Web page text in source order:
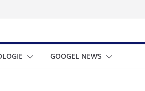
GOOGEL NEWS